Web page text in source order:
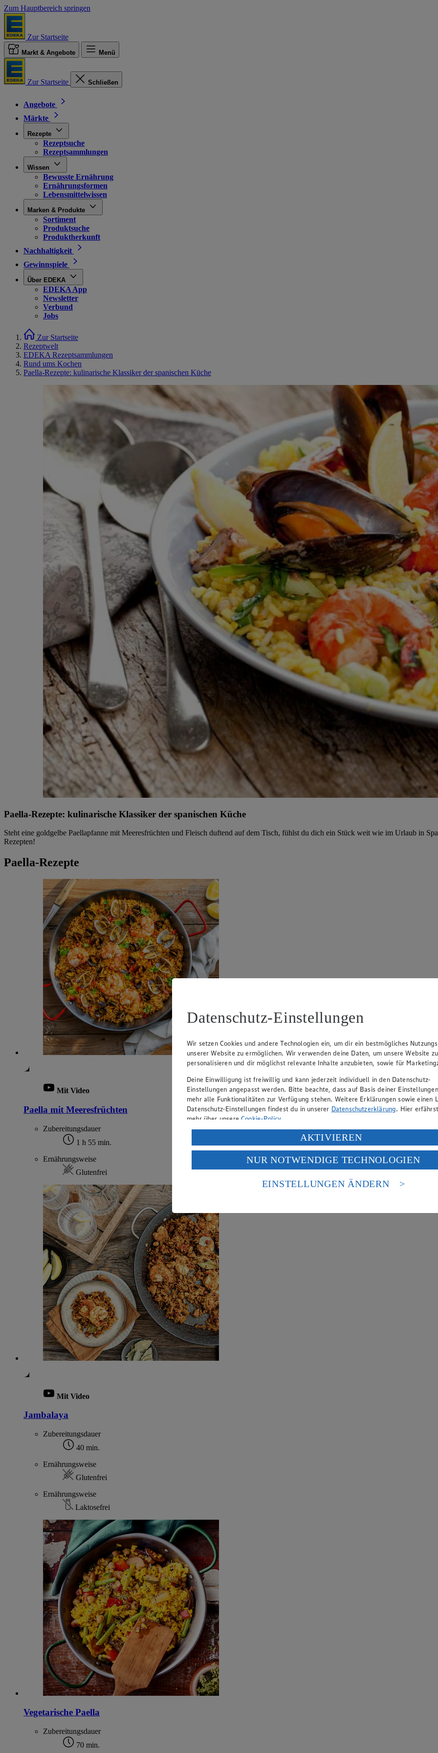
Zum Hauptbereich springen
Zur Startseite
Markt & Angebote Menü
Zur Startseite Schließen
Angebote
Märkte
Rezepte
Rezeptsuche
Rezeptsammlungen
Wissen
Bewusste Ernährung
Ernährungsformen
Lebensmittelwissen
Marken & Produkte
Sortiment
Produktsuche
Produktherkunft
Nachhaltigkeit
Gewinnspiele
Über EDEKA
EDEKA App
Newsletter
Verbund
Jobs
Zur Startseite
Rezeptwelt
EDEKA Rezeptsammlungen
Rund ums Kochen
Paella-Rezepte: kulinarische Klassiker der spanischen Küche
Paella-Rezepte: kulinarische Klassiker der spanischen Küche
Steht eine goldgelbe Paellapfanne mit Meeresfrüchten und Fleisch duftend auf dem Tisch, fühlst du dich ein Stück weit wie im Urlaub in
Rezepten!
Paella-Rezepte
Mit Video
Paella mit Meeresfrüchten
Zubereitungsdauer
1 h 55 min.
Ernährungsweise
Glutenfrei
Mit Video
Jambalaya
Zubereitungsdauer
40 min.
Ernährungsweise
Glutenfrei
Ernährungsweise
Laktosefrei
Vegetarische Paella
Zubereitungsdauer
70 min.
Datenschutz-Einstellungen
Wir setzen Cookies und andere Technologien ein, um dir ein bestmögliches
unserer Website zu ermöglichen. Wir verwenden deine Daten, um unsere Website zu
personalisieren und dir möglichst relevante Inhalte anzubieten, sowie für
Deine Einwilligung ist freiwillig und kann jederzeit individuell in den Datenschutz-
Einstellungen angepasst werden. Bitte beachte, dass auf Basis deiner
mehr alle Funktionalitäten zur Verfügung stehen. Weitere Erklärungen sowie einen
Datenschutz-Einstellungen findest du in unserer Datenschutzerklärung. Hier
mehr über unsereCookie-Policy.
Verarbeitung deiner personenbezogenen Daten in den USA durch Facebook und
Wenn du auf „Aktivieren“ klickst, willigst du im Sinne des Art. 49 Abs. 1 Satz 1 lit.
ein, dass deine Daten in den USA verarbeitet werden. Der EuGH sieht die USA als
einem nach europäischen Standards nicht angemessenen Datenschutzniveau an. Es
Risiko eines Zugriffs durch US-amerikanische Behörden.
AKTIVIEREN
NUR NOTWENDIGE TECHNOLOGIEN
EINSTELLUNGEN ÄNDERN